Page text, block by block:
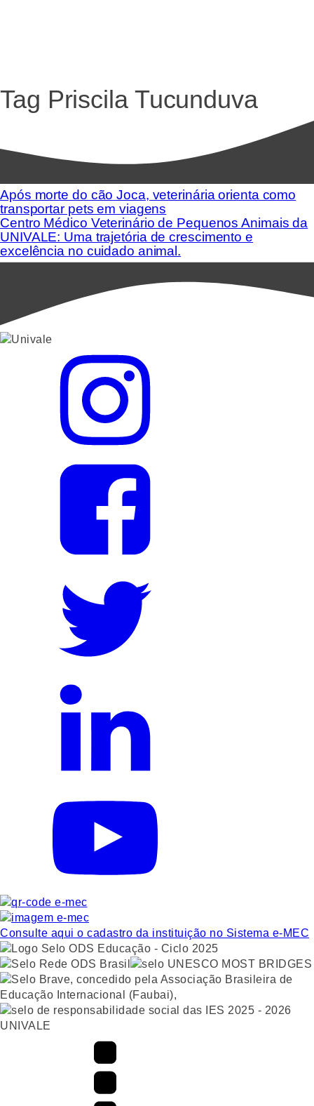
Tag Priscila Tucunduva
Após morte do cão Joca, veterinária orienta como
transportar pets em viagens
Centro Médico Veterinário de Pequenos Animais da
UNIVALE: Uma trajetória de crescimento e
excelência no cuidado animal.
Consulte aqui o cadastro da instituição no Sistema e-MEC
UNIVALE